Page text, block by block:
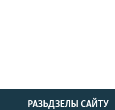
РАЗЬДЗЕЛЫ САЙТУ